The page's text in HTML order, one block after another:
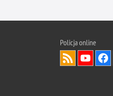
Policja online